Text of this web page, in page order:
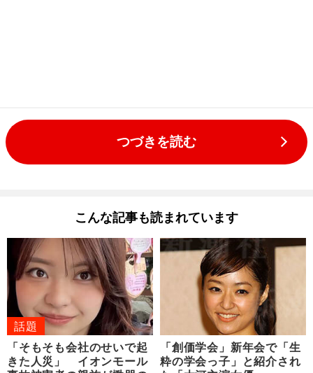
つづきを読む
こんな記事も読まれています
話題
「そもそも会社のせいで起
きた人災」 イオンモール
「創価学会」新年会で「生
粋の学会っ子」と紹介され